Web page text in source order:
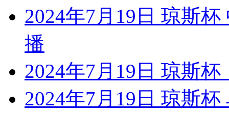
2024年7月19日 琼斯
播
2024年7月19日 琼斯
2024年7月19日 琼斯